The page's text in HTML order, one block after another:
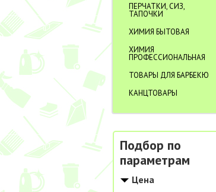
ПЕРЧАТКИ, СИЗ,
ТАПОЧКИ
ХИМИЯ БЫТОВАЯ
ХИМИЯ
ПРОФЕССИОНАЛЬНАЯ
ТОВАРЫ ДЛЯ БАРБЕКЮ
КАНЦТОВАРЫ
Подбор по
параметрам
Цена